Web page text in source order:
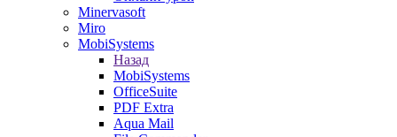
Minervasoft
Miro
MobiSystems
Назад
MobiSystems
OfficeSuite
PDF Extra
Aqua Mail